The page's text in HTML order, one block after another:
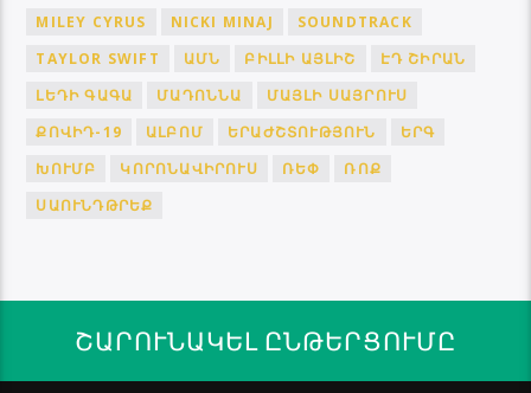
MILEY CYRUS
NICKI MINAJ
SOUNDTRACK
TAYLOR SWIFT
ԱՄՆ ԲԻԼԼԻ ԱՅԼԻՇ
ԷԴ ՇԻՐԱՆ
ԼԵԴԻ ԳԱԳԱ
ՄԱԴՈՆՆԱ
ՄԱՅԼԻ ՍԱՅՐՈՒՍ
ՔՈՎԻԴ-19
ԱԼԲՈՄ ԵՐԱԺՇՏՈՒԹՅՈՒՆ
ԵՐԳ
ԽՈՒՄԲ
ԿՈՐՈՆԱՎԻՐՈՒՍ ՌԵՓ
ՌՈՔ
ՍԱՈՒՆԴԹՐԵՔ
ՇԱՐՈՒՆԱԿԵԼ ԸՆԹԵՐՑՈՒՄԸ